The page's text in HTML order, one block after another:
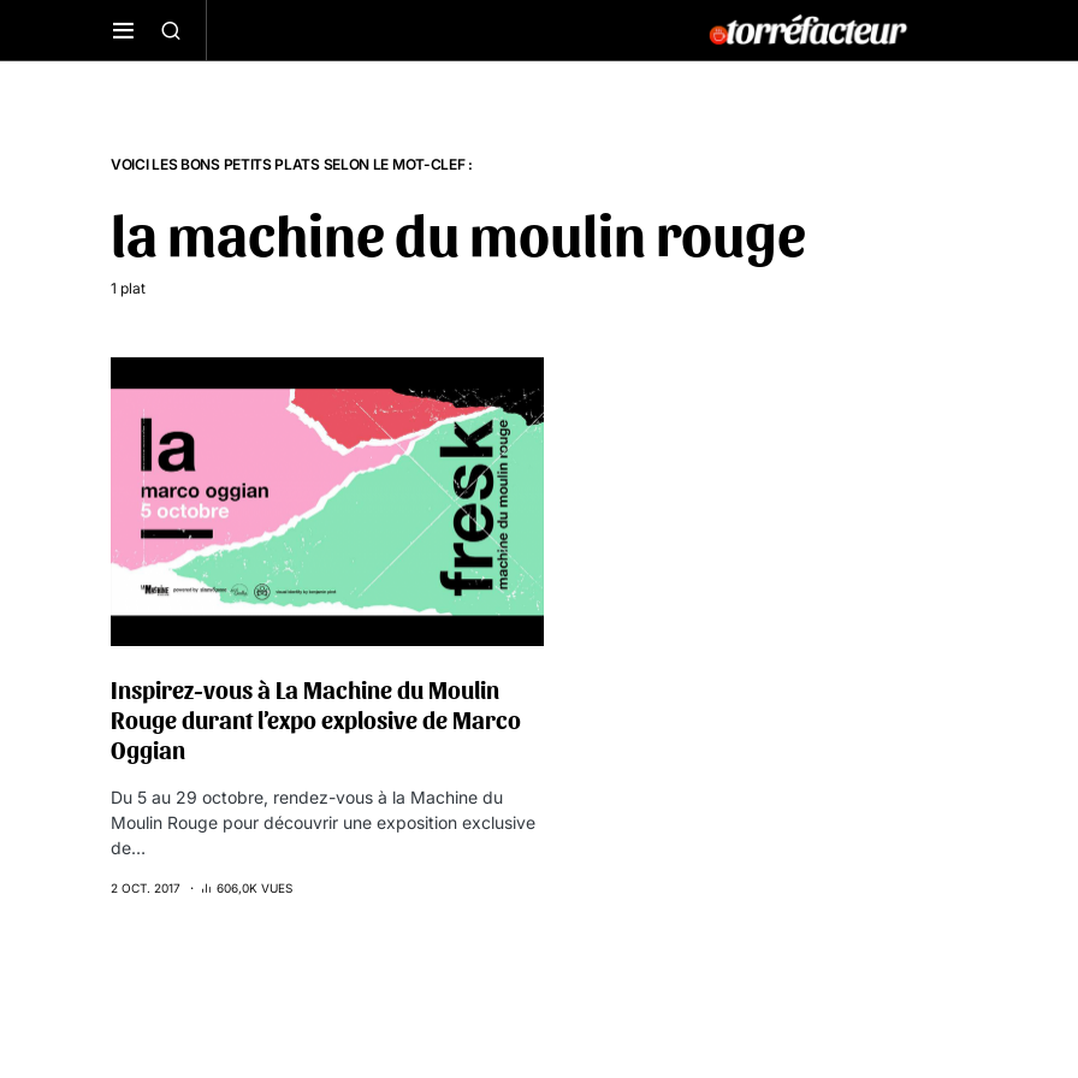
VOICI LES BONS PETITS PLATS SELON LE MOT-CLEF :
la machine du moulin rouge
1 plat
Inspirez-vous à La Machine du Moulin
Rouge durant l’expo explosive de Marco
Oggian
Du 5 au 29 octobre, rendez-vous à la Machine du
Moulin Rouge pour découvrir une exposition exclusive
de…
2 OCT. 2017 606,0K VUES